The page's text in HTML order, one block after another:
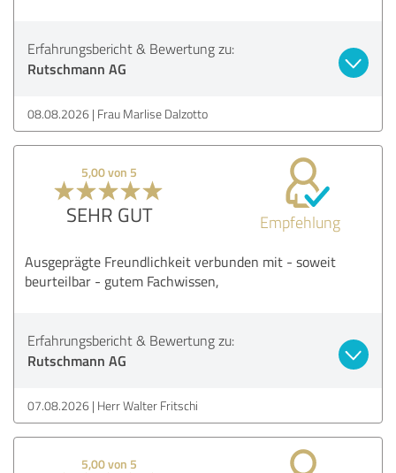
Erfahrungsbericht & Bewertung zu:
Rutschmann AG
08.08.2026 Frau Marlise Dalzotto
5,00 von 5
SEHR GUT Empfehlung
Ausgeprägte Freundlichkeit verbunden mit - soweit
beurteilbar - gutem Fachwissen,
Erfahrungsbericht & Bewertung zu:
Rutschmann AG
07.08.2026 Herr Walter Fritschi
5,00 von 5